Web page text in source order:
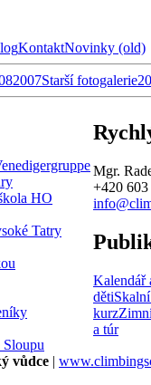
KontaktNovinky (old)
2007Starší fotogalerie
HO
Tatry
Sloupu
Mgr.
+420
Kalendář
děti
kurz
a túr
vůdce |